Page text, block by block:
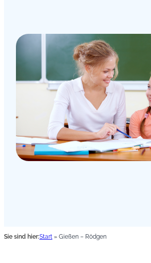
Sie sind hier:Start » Gießen – Rödgen